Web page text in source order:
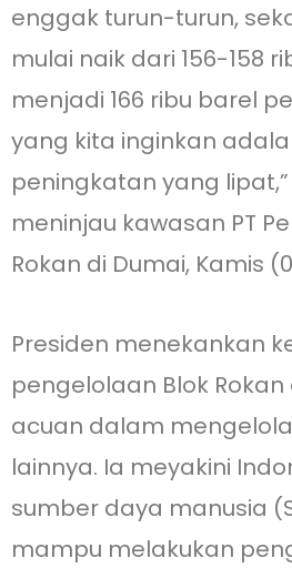
enggak turun-turun,
mulai naik dari 156-158
menjadi 166 ribu barel
yang kita inginkan
peningkatan yang
meninjau kawasan PT
Rokan di Dumai, Kamis
Presiden menekankan
pengelolaan Blok
acuan dalam
lainnya. Ia meyakini
sumber daya manusia
mampu melakukan